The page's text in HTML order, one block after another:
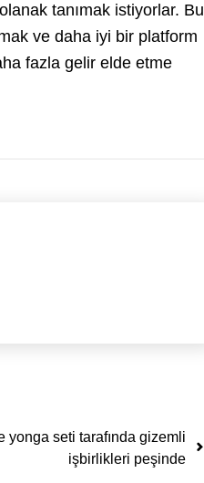
tanımak istiyorlar. Bu
ve daha iyi bir platform
fazla gelir elde etme
yonga seti tarafında gizemli
işbirlikleri peşinde